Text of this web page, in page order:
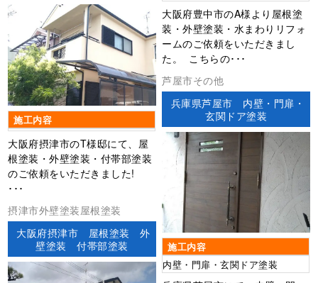
大阪府豊中市のA様より屋根塗
装・外壁塗装・水まわりリフォ
ームのご依頼をいただきまし
た。 こちらの･･･
施工内容
大阪府摂津市のT様邸にて、屋
根塗装・外壁塗装・付帯部塗装
のご依頼をいただきました!
･･･
芦屋市その他
兵庫県芦屋市 内壁・門扉・
玄関ドア塗装
施工内容
内壁・門扉・玄関ドア塗装
摂津市外壁塗装屋根塗装
大阪府摂津市 屋根塗装 外
壁塗装 付帯部塗装